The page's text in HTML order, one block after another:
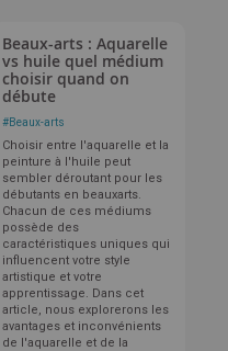
Beaux-arts : Aquarelle
vs huile quel médium
choisir quand on
débute
#Beaux-arts
Choisir entre l'aquarelle et la
peinture à l'huile peut
sembler déroutant pour les
débutants en beauxarts.
Chacun de ces médiums
possède des
caractéristiques uniques qui
influencent votre style
artistique et votre
apprentissage. Dans cet
article, nous explorerons les
avantages et inconvénients
de l'aquarelle et de la